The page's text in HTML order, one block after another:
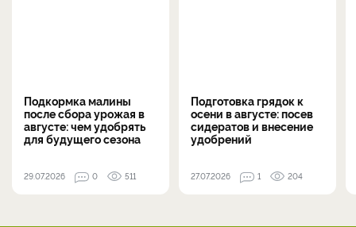
Подкормка малины
после сбора урожая в
августе: чем удобрять
для будущего сезона
29.07.2026 0 511
Подготовка грядок к
осени в августе: посев
сидератов и внесение
удобрений
27.07.2026 1 204